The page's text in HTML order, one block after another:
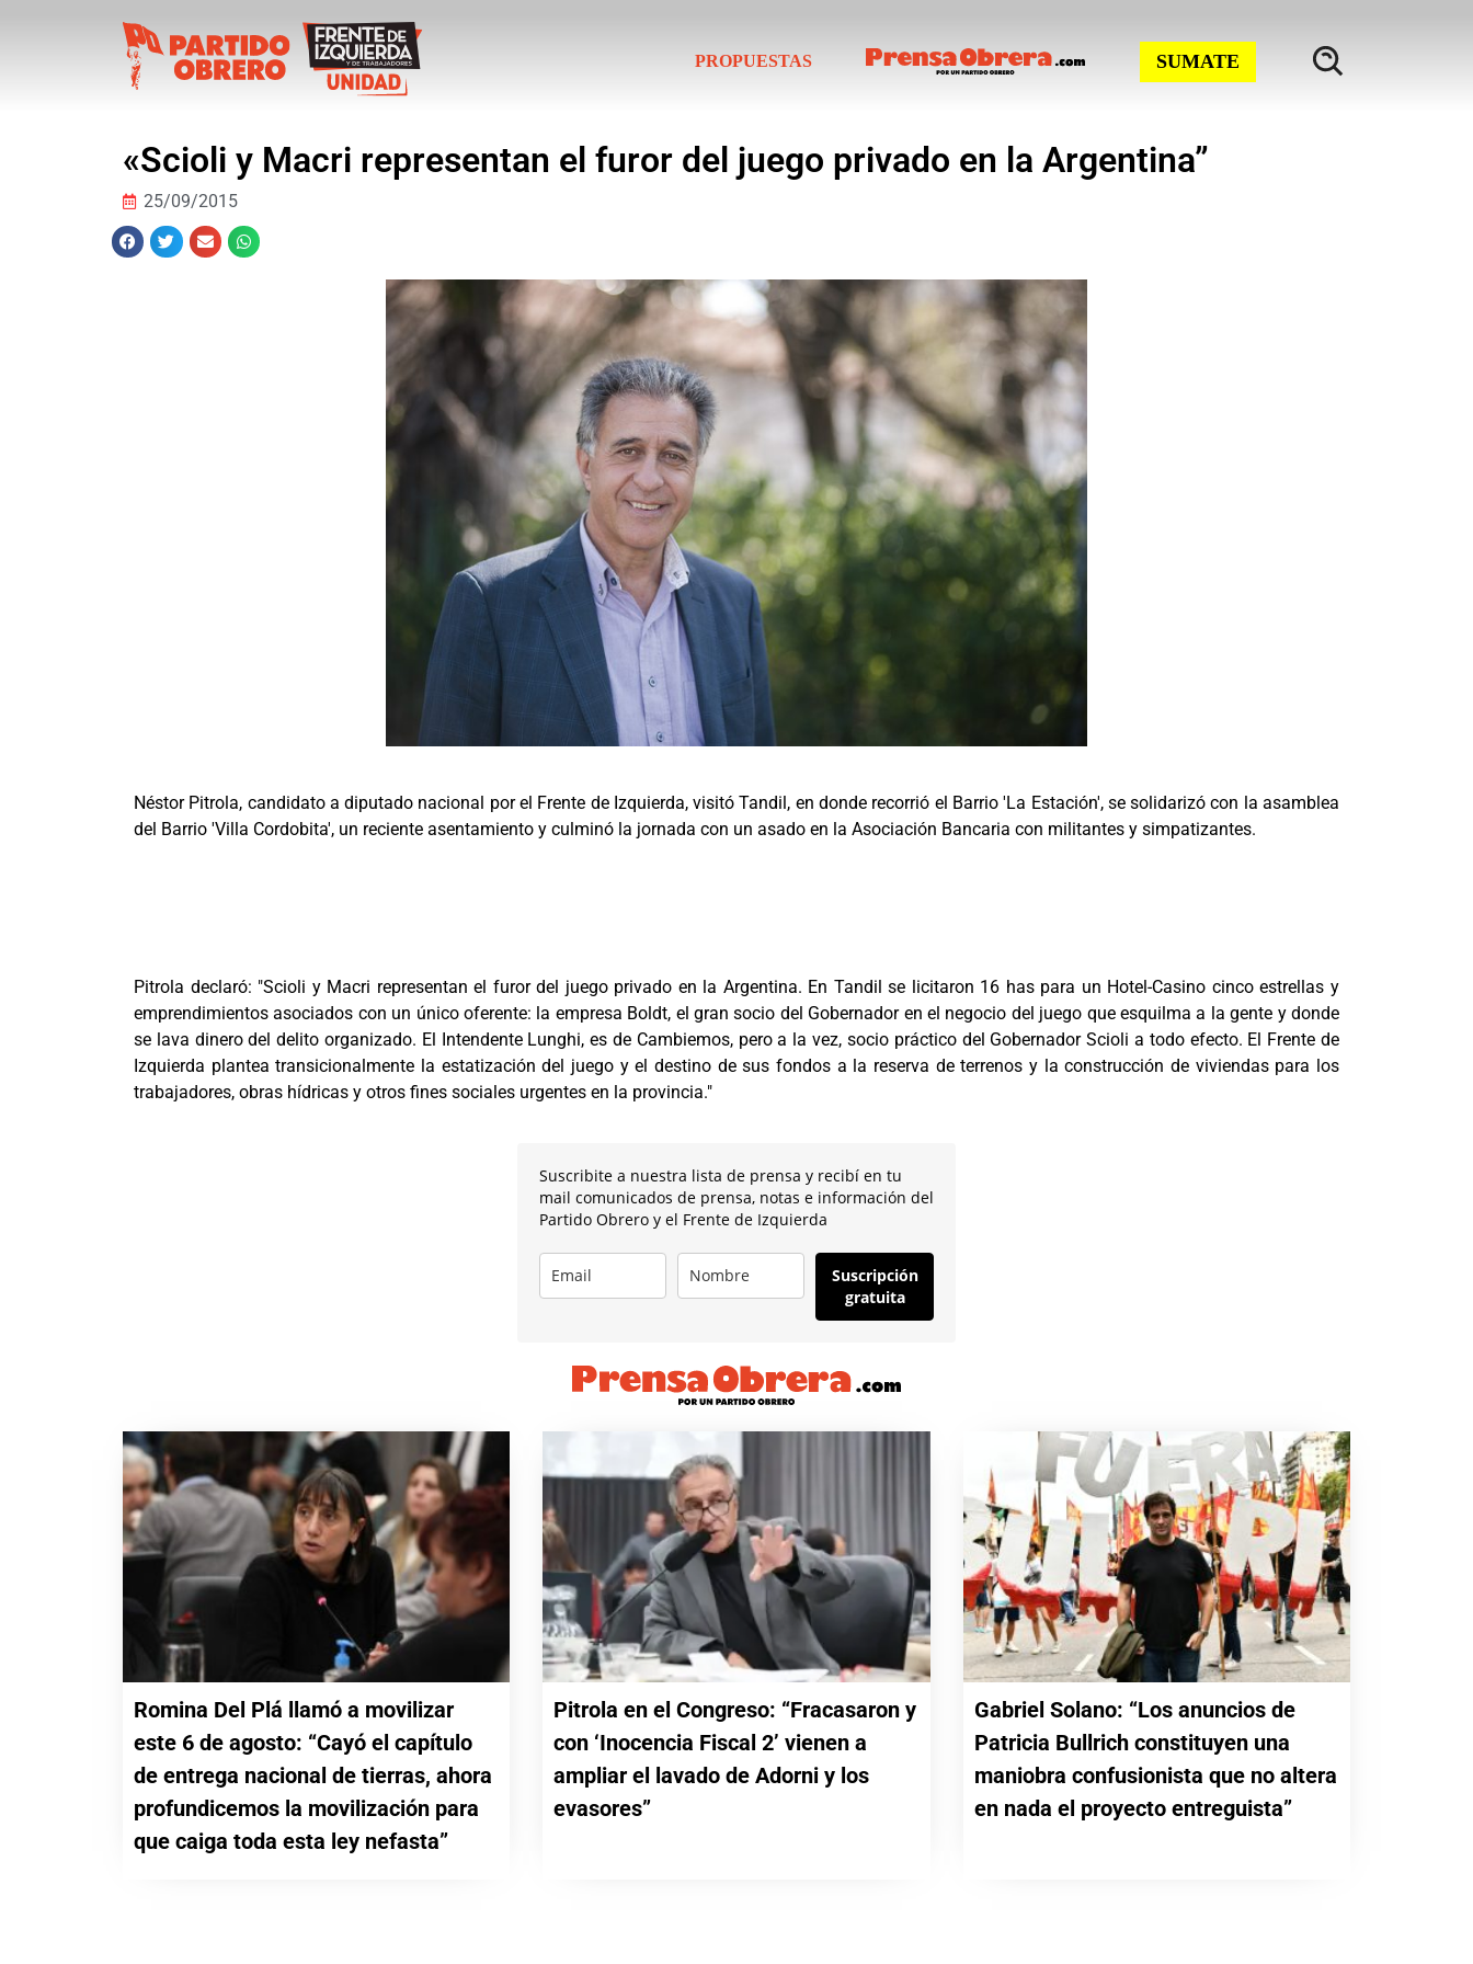
PROPUESTAS SUMATE
«Scioli y Macri representan el furor del juego privado en la Argentina”
25/09/2015
Néstor Pitrola, candidato a diputado nacional por el Frente de Izquierda, visitó Tandil, en donde recorrió el Barrio 'La Estación', se solidarizó con la asamblea
del Barrio 'Villa Cordobita', un reciente asentamiento y culminó la jornada con un asado en la Asociación Bancaria con militantes y simpatizantes.
Pitrola declaró: "Scioli y Macri representan el furor del juego privado en la Argentina. En Tandil se licitaron 16 has para un Hotel-Casino cinco estrellas y
emprendimientos asociados con un único oferente: la empresa Boldt, el gran socio del Gobernador en el negocio del juego que esquilma a la gente y donde
se lava dinero del delito organizado. El Intendente Lunghi, es de Cambiemos, pero a la vez, socio práctico del Gobernador Scioli a todo efecto. El Frente de
Izquierda plantea transicionalmente la estatización del juego y el destino de sus fondos a la reserva de terrenos y la construcción de viviendas para los
trabajadores, obras hídricas y otros fines sociales urgentes en la provincia."
Suscribite a nuestra lista de prensa y recibí en tu
mail comunicados de prensa, notas e información del
Partido Obrero y el Frente de Izquierda
Suscripción
gratuita
Romina Del Plá llamó a movilizar
este 6 de agosto: “Cayó el capítulo
de entrega nacional de tierras, ahora
profundicemos la movilización para
que caiga toda esta ley nefasta”
Pitrola en el Congreso: “Fracasaron y
con ‘Inocencia Fiscal 2’ vienen a
ampliar el lavado de Adorni y los
evasores”
Gabriel Solano: “Los anuncios de
Patricia Bullrich constituyen una
maniobra confusionista que no altera
en nada el proyecto entreguista”